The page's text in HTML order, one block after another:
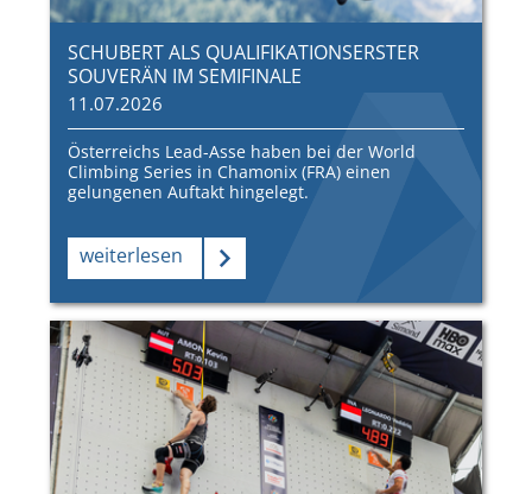
SCHUBERT ALS QUALIFIKATIONSERSTER
SOUVERÄN IM SEMIFINALE
11.07.2026
Österreichs Lead-Asse haben bei der World
Climbing Series in Chamonix (FRA) einen
gelungenen Auftakt hingelegt.
weiterlesen